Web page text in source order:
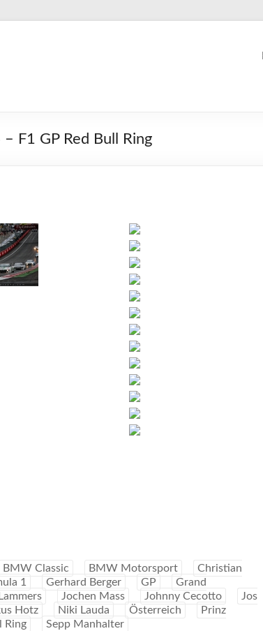
F1 GP Red Bull Ring
BMW Classic BMW Motorsport
Christian
1 Gerhard Berger GP
Grand
Jochen Mass Johnny Cecotto
Jos
Hotz Niki Lauda Österreich
Prinz
Ring Sepp Manhalter